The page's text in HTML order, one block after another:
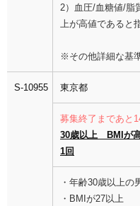
2）血圧/血糖値/脂
上が高値であると
※その他詳細な基
S-10955 東京都
募集終了まであと
30歳以上 BMIが
1回
・年齢30歳以上の
・BMIが27以上